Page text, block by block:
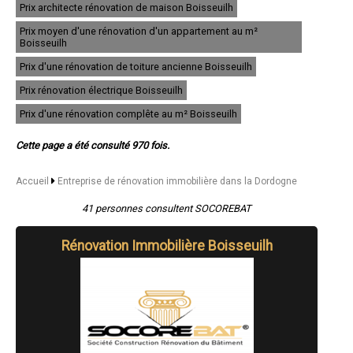
- Entreprise de rénovation immobilière à Lalinde
- Entreprise de rénovation immobilière à Notre-Dame-de-Sanilhac
- Entreprise de rénovation immobilière à Montignac
- Entreprise de rénovation immobilière à Le Bugue
- Entreprise de rénovation immobilière à Mussidan
- Entreprise de rénovation immobilière à La Roche-Chalais
- Entreprise de rénovation immobilière à Marsac-sur-l'Isle
- Entreprise de rénovation immobilière à Champcevinel
- Entreprise de rénovation immobilière à Port-Sainte-Foy-et-Ponchapt
- Entreprise de rénovation immobilière à Eymet
- Entreprise de rénovation immobilière à Lamonzie-Saint-Martin
- Entreprise de rénovation immobilière à Le Buisson-de-Cadouin
- Entreprise de rénovation immobilière à Château-l'Évêque
- Entreprise de rénovation immobilière à Saint-Antoine-de-Breuilh
- Entreprise de rénovation immobilière à Coursac
- Entreprise de rénovation immobilière à Bassillac
- Entreprise de rénovation immobilière à Saint-Médard-de-Mussidan
- Entreprise de rénovation immobilière à Atur
Prix architecte rénovation de maison Boisseuilh
Prix moyen d'une rénovation d'un appartement au m²
Boisseuilh
Prix d'une rénovation de toiture ancienne Boisseuilh
Prix rénovation électrique Boisseuilh
Prix d'une rénovation complête au m² Boisseuilh
Cette page a été consulté 970 fois.
Accueil Entreprise de rénovation immobilière dans la Dordogne
41 personnes consultent SOCOREBAT
Rénovation Immobilière Boisseuilh